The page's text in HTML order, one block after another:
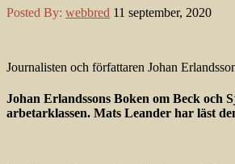
Posted By: webbred 11 september, 2020
Journalisten och författaren Johan
Johan Erlandssons Boken om Beck och
arbetarklassen. Mats Leander har läst